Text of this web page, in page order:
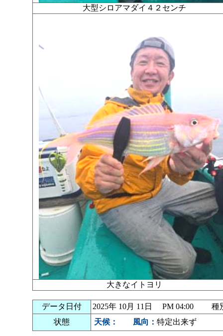
大型シロアマダイ４２センチ
大きなイトヨリ
データ日付
2025年 10月 11日 PM 04:00 種
状態
天候： 風向： 特定出来ず